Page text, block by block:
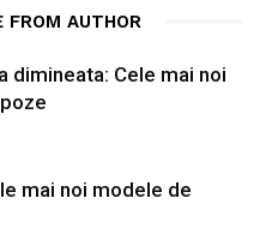
FROM AUTHOR
dimineata: Cele mai noi
mai noi modele de